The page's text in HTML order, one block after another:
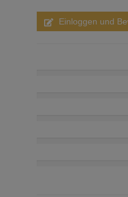
Einloggen und